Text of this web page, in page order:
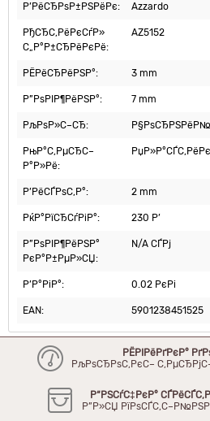
Р’РёСЂРѕР±РЅРёРє: Azzardo
РђСЂС‚РёРєСѓР»
С„Р°Р±СЂРёРєРё:
AZ5152
РЁРёСЂРёРЅР°: 3 mm
Р”РѕРІР¶РёРЅР°: 7 mm
РљРѕР»С–СЂ: Р§РѕСЂРЅРёР№
РњР°С‚РµСЂС–
Р°Р»Рё:
РџР»Р°СЃС‚РёРє
Р’РёСЃРѕС‚Р°: 2 mm
РќР°РїСЂСѓРіР°: 230 Р’
Р”РѕРІР¶РёРЅР°
РєР°Р±РµР»СЏ:
N/A СЃРј
Р’Р°РіР°: 0.02 РєРі
EAN: 5901238451525
РЁРІРёРґРєР°
РљРѕСЂРѕС‚РєС–
Р“РЅСѓС‡РєР°
Р”Р»СЏ